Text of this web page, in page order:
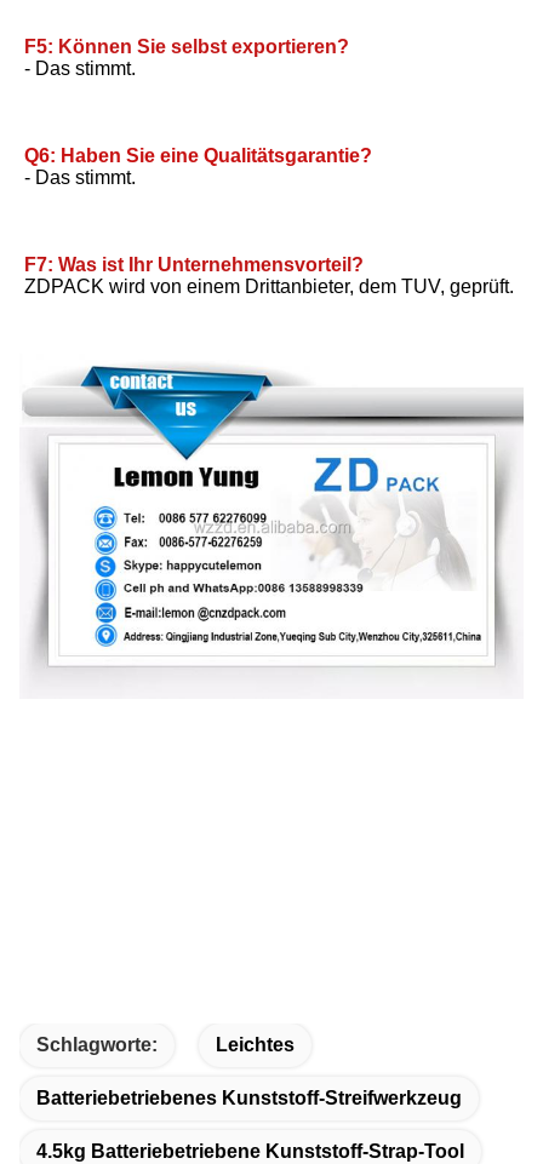
F5: Können Sie selbst exportieren?
- Das stimmt.
Q6: Haben Sie eine Qualitätsgarantie?
- Das stimmt.
F7: Was ist Ihr Unternehmensvorteil?
ZDPACK wird von einem Drittanbieter, dem TUV, geprüft.
Schlagworte: Leichtes
Batteriebetriebenes Kunststoff-Streifwerkzeug
4.5kg Batteriebetriebene Kunststoff-Strap-Tool